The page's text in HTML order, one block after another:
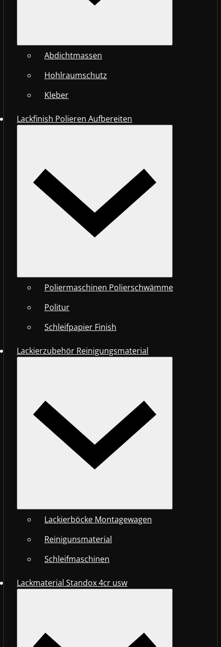
Abdichtmassen
Hohlraumschutz
Kleber
Lackfinish Polieren Aufbereiten
Poliermaschinen Polierschwämme
Politur
Schleifpapier Finish
Lackierzubehör Reinigungsmaterial
Lackierböcke Montagewagen
Reinigunsmaterial
Schleifmaschinen
Lackmaterial Standox 4cr usw